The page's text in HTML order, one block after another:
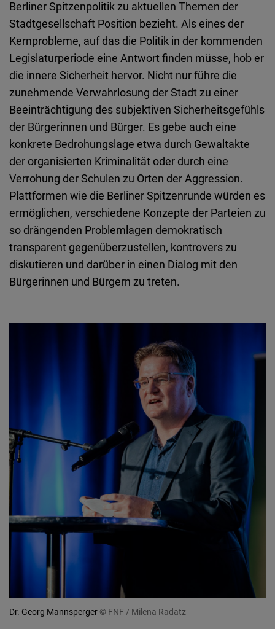
Berliner Spitzenpolitik zu aktuellen Themen der
Stadtgesellschaft Position bezieht. Als eines der
Kernprobleme, auf das die Politik in der kommenden
Legislaturperiode eine Antwort finden müsse, hob er
die innere Sicherheit hervor. Nicht nur führe die
zunehmende Verwahrlosung der Stadt zu einer
Beeinträchtigung des subjektiven Sicherheitsgefühls
der Bürgerinnen und Bürger. Es gebe auch eine
konkrete Bedrohungslage etwa durch Gewaltakte
der organisierten Kriminalität oder durch eine
Verrohung der Schulen zu Orten der Aggression.
Plattformen wie die Berliner Spitzenrunde würden es
ermöglichen, verschiedene Konzepte der Parteien zu
so drängenden Problemlagen demokratisch
transparent gegenüberzustellen, kontrovers zu
diskutieren und darüber in einen Dialog mit den
Bürgerinnen und Bürgern zu treten.
Dr. Georg Mannsperger © FNF / Milena Radatz